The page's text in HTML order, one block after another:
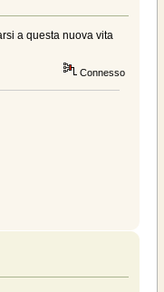
a questa nuova vita
Connesso